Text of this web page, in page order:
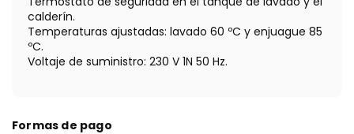
calderín.
Temperaturas ajustadas: lavado 60 ºC y enjuague 85
ºC.
Voltaje de suministro: 230 V 1N 50 Hz.
Formas de pago